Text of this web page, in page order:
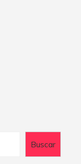
Buscar